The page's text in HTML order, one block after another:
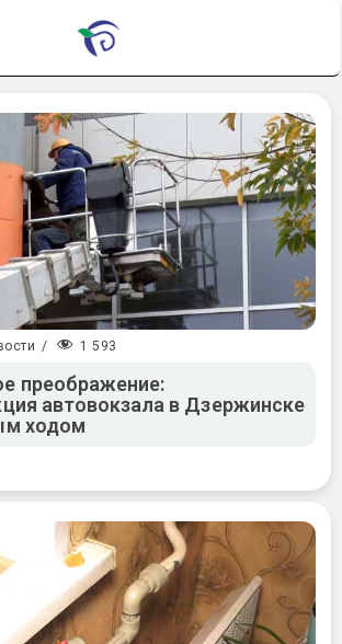
/ 1 593
преображение:
автовокзала в Дзержинске
ходом